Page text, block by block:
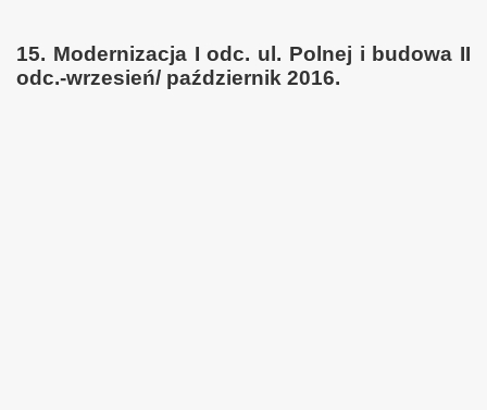
15. Modernizacja I odc. ul. Polnej i budowa II
odc.-wrzesień/ październik 2016.